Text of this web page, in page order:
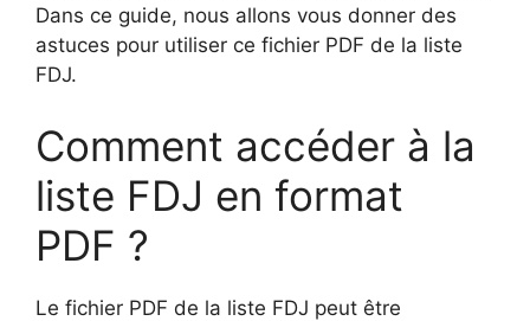
Dans ce guide, nous allons vous donner des
astuces pour utiliser ce fichier PDF de la liste
FDJ.
Comment accéder à la
liste FDJ en format
PDF ?
Le fichier PDF de la liste FDJ peut être